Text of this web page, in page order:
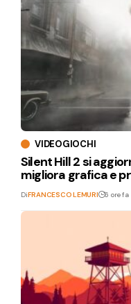
VIDEOGIOCHI
Silent Hill 2 si
migliora grafica e
DiFRANCESCO LEMURI 6 ore fa